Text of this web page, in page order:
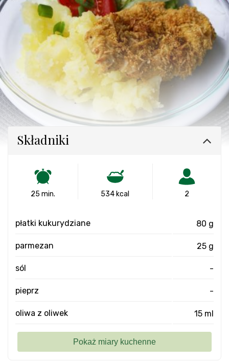
Składniki
25 min. 534 kcal 2
płatki kukurydziane 80 g
parmezan 25 g
sól -
pieprz -
oliwa z oliwek 15 ml